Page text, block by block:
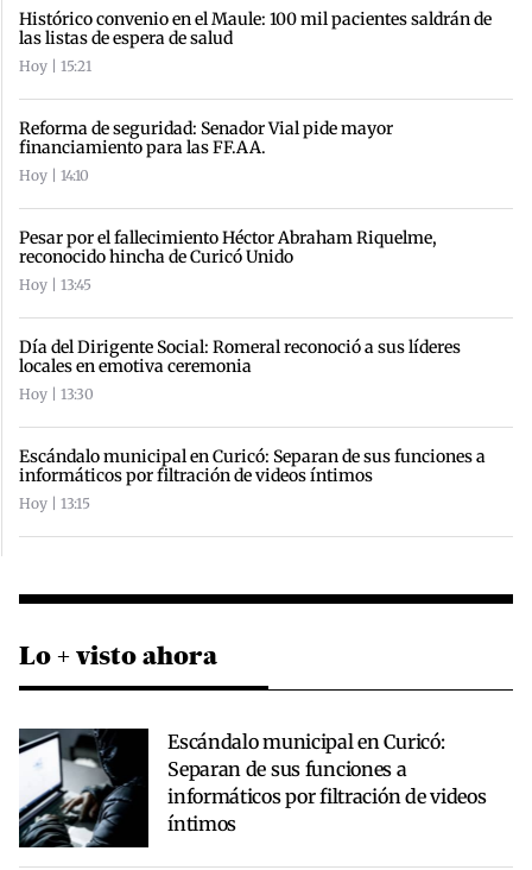
Histórico convenio en el Maule: 100 mil pacientes saldrán de
las listas de espera de salud
Hoy | 15:21
Reforma de seguridad: Senador Vial pide mayor
financiamiento para las FF.AA.
Hoy | 14:10
Pesar por el fallecimiento Héctor Abraham Riquelme,
reconocido hincha de Curicó Unido
Hoy | 13:45
Día del Dirigente Social: Romeral reconoció a sus líderes
locales en emotiva ceremonia
Hoy | 13:30
Escándalo municipal en Curicó: Separan de sus funciones a
informáticos por filtración de videos íntimos
Hoy | 13:15
Lo + visto ahora
Escándalo municipal en Curicó:
Separan de sus funciones a
informáticos por filtración de videos
íntimos